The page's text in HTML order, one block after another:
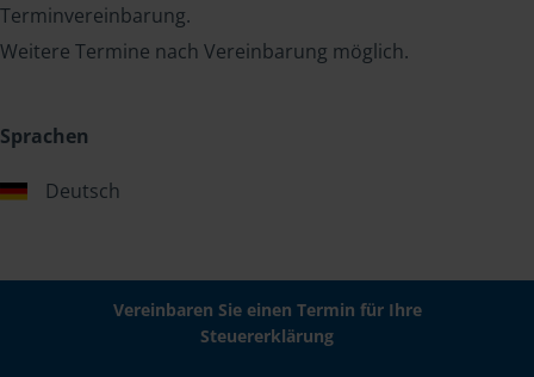
Terminvereinbarung.
Weitere Termine nach Vereinbarung möglich.
Sprachen
Deutsch
Vereinbaren Sie einen Termin für Ihre
Steuererklärung